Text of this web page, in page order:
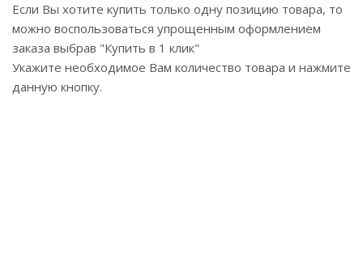
Если Вы хотите купить только одну позицию товара, то
можно воспользоваться упрощенным оформлением
заказа выбрав "Купить в 1 клик"
Укажите необходимое Вам количество товара и нажмите
данную кнопку.